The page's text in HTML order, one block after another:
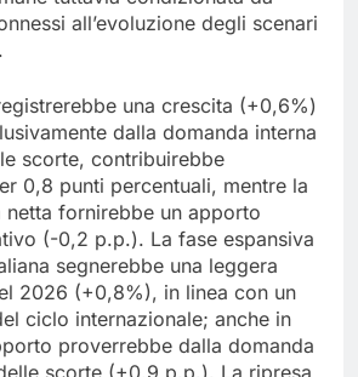
all’evoluzione degli scenari
una crescita (+0,6%)
dalla domanda interna
scorte, contribuirebbe
0,8 punti percentuali, mentre la
netta fornirebbe un apporto
(-0,2 p.p.). La fase espansiva
segnerebbe una leggera
2026 (+0,8%), in linea con un
ciclo internazionale; anche in
proverrebbe dalla domanda